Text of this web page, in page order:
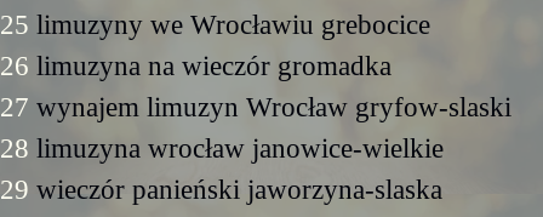
25 limuzyny we Wrocławiu grebocice
26 limuzyna na wieczór gromadka
27 wynajem limuzyn Wrocław gryfow-slaski
28 limuzyna wrocław janowice-wielkie
29 wieczór panieński jaworzyna-slaska